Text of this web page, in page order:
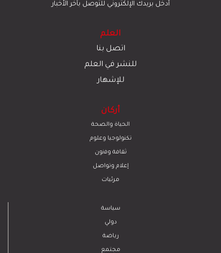
أدخل بريدك الإلكتروني للتوصل بآخر الأخبار
العلم
اتصل بنا
للنشر في العلم
للإشهار
أركان
الحياة والصحة
تكنولوجيا وعلوم
ﺛﻘﺎﻓﺔ وﻓﻧون
إعلام وتواصل
مرئيات
سياسة
دولي
رياضة
مجتمع